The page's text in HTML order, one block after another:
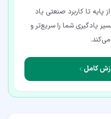
پایه تا کاربرد صنعتی یاد
یادگیری شما را سریع‌تر و
کامل